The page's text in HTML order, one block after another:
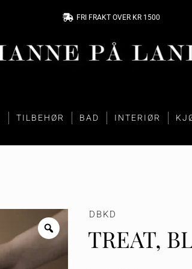
FRI FRAKT OVER KR 1500
TILBEHØR BAD INTERIØR
DBKD
TREAT,